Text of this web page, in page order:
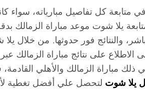
كل تفاصيل مبارياته، سواء
يلا شوت موعد مباراة الزمالك
والنتائج فور حدوثها. من خلال
الاطلاع على نتائج مباراة
في ذلك مباراة الزمالك والأهلي
يلا شوت لتحصل علي أفضل تغطية